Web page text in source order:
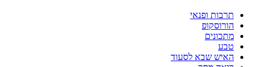
תרבות ופנאי
הורוסקופ
מתכונים
טבע
האיש שבא לסעוד